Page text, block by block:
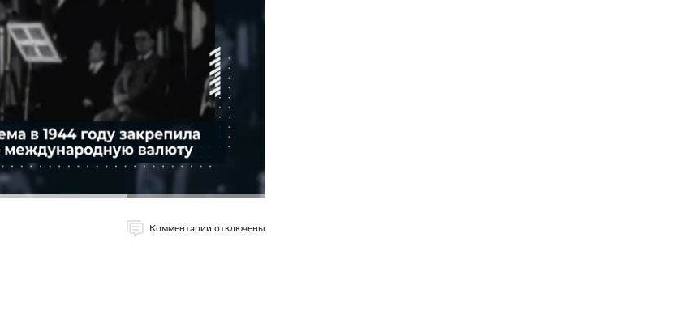
Комментарии отключены